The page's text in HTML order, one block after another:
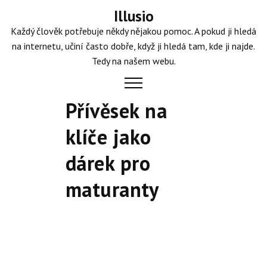
content
Illusio
Každý člověk potřebuje někdy nějakou pomoc. A pokud ji hledá
na internetu, učiní často dobře, když ji hledá tam, kde ji najde.
Tedy na našem webu.
Přívěsek na
klíče jako
dárek pro
maturanty